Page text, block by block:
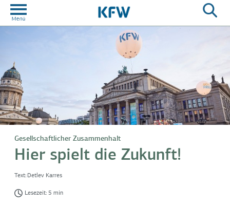
Gesellschaftlicher Zusammenhalt
Hier spielt die Zukunft!
Text: Detlev Karres
Lesezeit: 5 min